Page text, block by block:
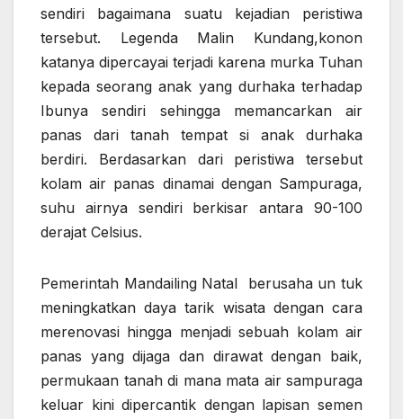
sendiri bagaimana suatu kejadian peristiwa
tersebut. Legenda Malin Kundang,konon
katanya dipercayai terjadi karena murka Tuhan
kepada seorang anak yang durhaka terhadap
Ibunya sendiri sehingga memancarkan air
panas dari tanah tempat si anak durhaka
berdiri. Berdasarkan dari peristiwa tersebut
kolam air panas dinamai dengan Sampuraga,
suhu airnya sendiri berkisar antara 90-100
derajat Celsius.
Pemerintah Mandailing Natal berusaha un tuk
meningkatkan daya tarik wisata dengan cara
merenovasi hingga menjadi sebuah kolam air
panas yang dijaga dan dirawat dengan baik,
permukaan tanah di mana mata air sampuraga
keluar kini dipercantik dengan lapisan semen